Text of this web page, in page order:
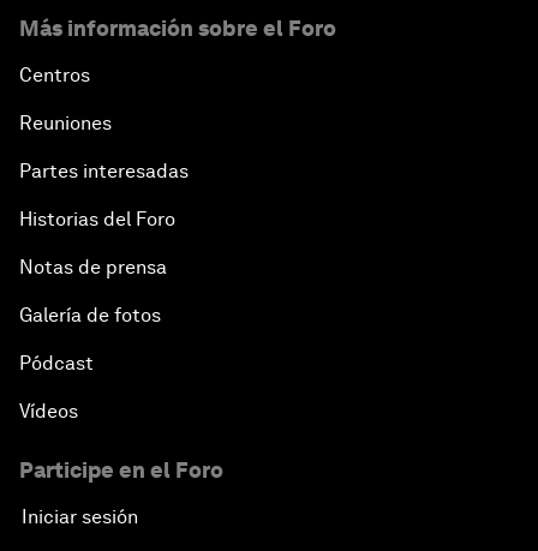
Más información sobre el Foro
Centros
Reuniones
Partes interesadas
Historias del Foro
Notas de prensa
Galería de fotos
Pódcast
Vídeos
Participe en el Foro
Iniciar sesión